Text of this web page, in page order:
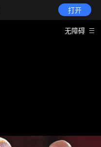
打开
无障碍